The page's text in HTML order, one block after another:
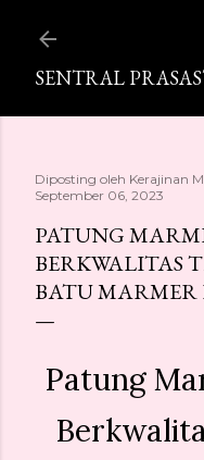
SENTRAL
Diposting oleh Kerajinan
September 06, 2023
PATUNG
BERKWALITAS
BATU MARMER
Patung